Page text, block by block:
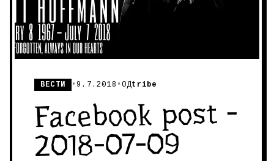
ВЕСТИ • 9.7.2018 •ОДtribe
Facebook post -
2018-07-09